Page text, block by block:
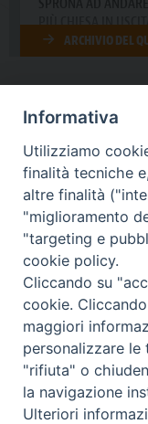
DIOCESI
Contatti:
E-mail:
Orari: dal
Lunedì,
Informativa
Utilizziamo
finalità tecniche
altre finalità
"miglioramento
"targeting e
cookie policy.
Cliccando su
cookie.
maggiori
personalizzare le
"rifiuta" o
la navigazione
Ulteriori